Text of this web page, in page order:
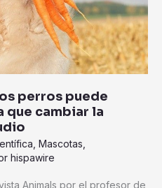
perros puede
que cambiar la
, Mascotas,
hispawire
Animals por el profesor de